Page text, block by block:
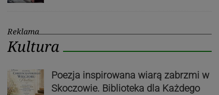
Reklama
Kultura
Poezja inspirowana wiarą zabrzmi w
Skoczowie. Biblioteka dla Każdego